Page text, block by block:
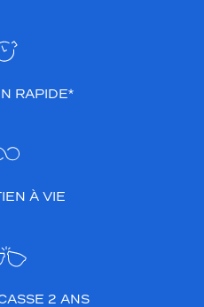
RAPIDE*
À VIE
2 ANS